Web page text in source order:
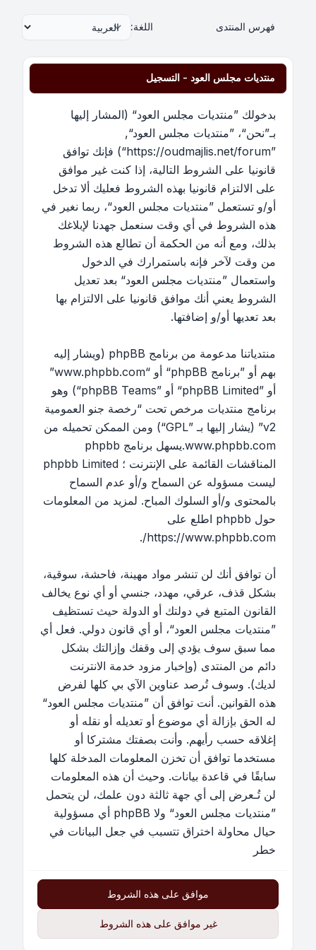
فهرس المنتدى اللغة:
منتديات مجلس العود - التسجيل
بدخولك ”منتديات مجلس العود“ (المشار إليها
بـ”نحن“، ”منتديات مجلس العود“,
”https://oudmajlis.net/forum“) فإنك توافق
قانونيا على الشروط التالية، إذا كنت غير موافق
على الالتزام قانونيا بهذه الشروط فعليك ألا تدخل
أو/و تستعمل ”منتديات مجلس العود“، ربما نغير في
هذه الشروط في أي وقت سنعمل جهدنا لإبلاغك
بذلك، ومع أنه من الحكمة أن تطالع هذه الشروط
من وقت لآخر فإنه باستمرارك في الدخول
واستعمال ”منتديات مجلس العود“ بعد تعديل
الشروط يعني أنك موافق قانونيا على الالتزام بها
بعد تعديها أو/و إضافتها.
منتدياتنا مدعومة من برنامج phpBB (ويشار إليه
بهم أو ”برنامج phpBB“ أو “www.phpbb.com”
أو ”phpBB Limited“ أو ”phpBB Teams“) وهو
برنامج منتديات مرخص تحت “رخصة جنو العمومية
v2” (يشار إليها بـ ”GPL“) ومن الممكن تحميله من
www.phpbb.com
.يسهل برنامج phpbb
المناقشات القائمة على الإنترنت ؛ phpbb Limited
ليست مسؤوله عن السماح و/أو عدم السماح
بالمحتوى و/أو السلوك المباح. لمزيد من المعلومات
حول phpbb اطلع على
https://www.phpbb.com/
.
أن توافق أنك لن تنشر مواد مهينة، فاحشة، سوقية،
بشكل قذف، عرقي، مهدد، جنسي أو أي نوع يخالف
القانون المتبع في دولتك أو الدولة حيث تستظيف
”منتديات مجلس العود“، أو أي قانون دولي. فعل أي
مما سبق سوف يؤدي إلى وقفك وإزالتك بشكل
دائم من المنتدى (وإخبار مزود خدمة الانترنت
لديك). وسوف تُرصد عناوين الآي بي كلها لفرض
هذه القوانين. أنت توافق أن ”منتديات مجلس العود“
له الحق بإزالة أي موضوع أو تعديله أو نقله أو
إغلاقه حسب رأيهم. وأنت بصفتك مشتركا أو
مستخدما توافق أن تخزن المعلومات المدخلة كلها
سابقًا في قاعدة بيانات. وحيث أن هذه المعلومات
لن تُـعرض إلى أي جهة ثالثة دون علمك، لن يتحمل
”منتديات مجلس العود“ ولا phpBB أي مسؤولية
حيال محاولة اختراق تتسبب في جعل البيانات في
خطر
موافق على هذه الشروط
غير موافق على هذه الشروط